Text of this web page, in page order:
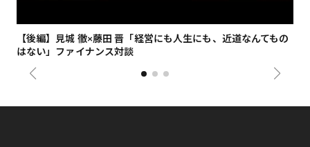
【後編】見城 徹×藤田 晋「経営にも人生にも、近道なんてもの
はない」ファイナンス対談